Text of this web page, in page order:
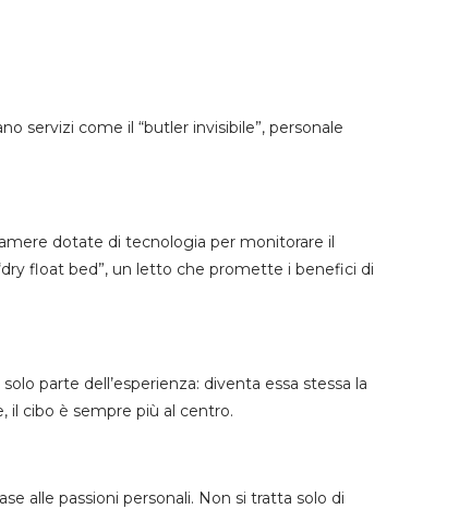
servizi come il “butler invisibile”, personale
dotate di tecnologia per monitorare il
float bed”, un letto che promette i benefici di
parte dell’esperienza: diventa essa stessa la
il cibo è sempre più al centro.
alle passioni personali. Non si tratta solo di